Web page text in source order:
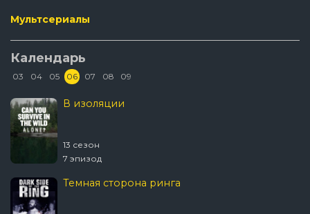
Мультсериалы
Календарь
03 04 05 06 07 08 09
В изоляции
13 сезон
7 эпизод
Темная сторона ринга